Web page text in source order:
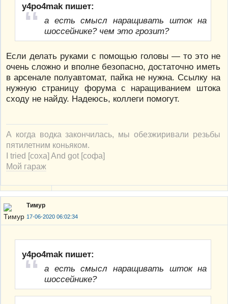
y4po4mak пишет:
а есть смысл наращивать шток на
шоссейнике? чем это грозит?
Если делать руками с помощью головы — то это не
очень сложно и вполне безопасно, достаточно иметь
в арсенале полуавтомат, пайка не нужна. Ссылку на
нужную страницу форума с наращиванием штока
сходу не найду. Надеюсь, коллеги помогут.
А когда водка закончилась, мы обезжиривали резьбы
пятилетним коньяком.
I tried [соха] And got [софа]
Мой гараж
Тимур
17-06-2020 06:02:34
y4po4mak пишет:
а есть смысл наращивать шток на
шоссейнике?